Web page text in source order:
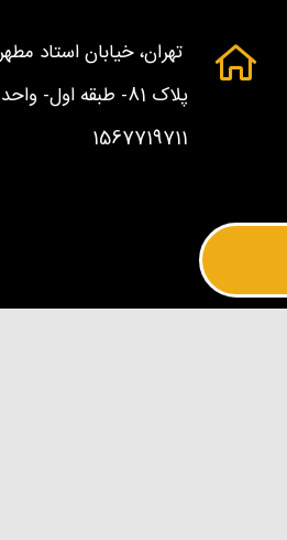
تهران، خیابان استاد
پلاک 81- طبقه
1567719711